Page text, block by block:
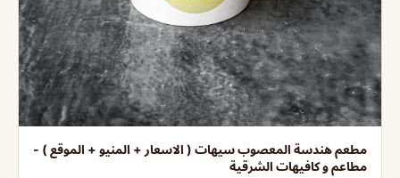
مطعم هندسة المعصوب سيهات ( الاسعار + المنيو + الموقع ) -
مطاعم و كافيهات الشرقية